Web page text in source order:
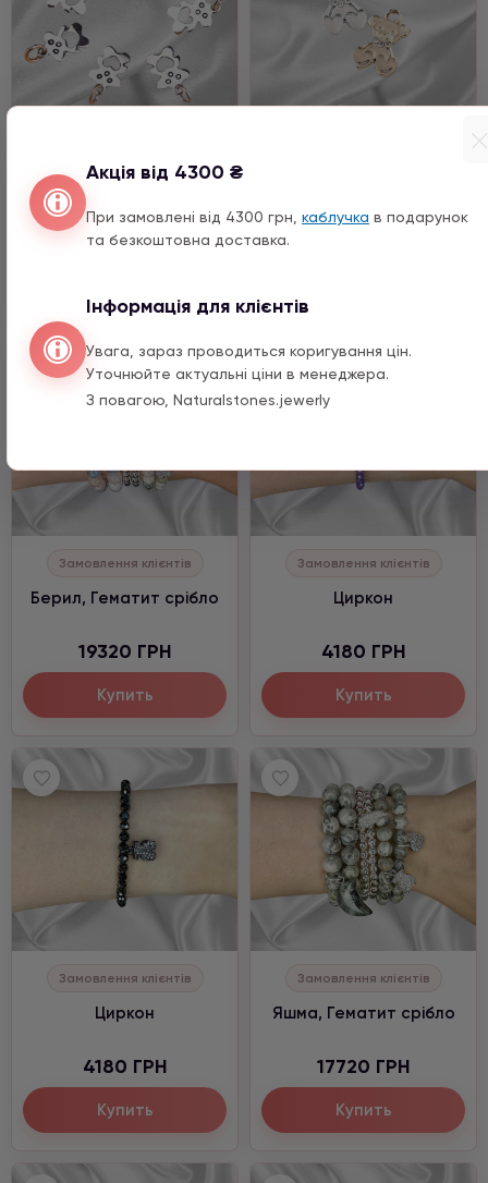
Акція від 4300 ₴
При замовлені від 4300 грн, каблучка в подарунок
та безкоштовна доставка.
Інформація для клієнтів
Увага, зараз проводиться коригування цін.
Уточнюйте актуальні ціни в менеджера.
З повагою, Naturalstones.jewerly
Ведмедик срібло
2590 ГРН
Замовлення клієнтів
Берил, Гематит срібло
19320 ГРН
Купить
Замовлення клієнтів
Циркон
4180 ГРН
Купить
Замовлення клієнтів
Циркон
4180 ГРН
Купить
Замовлення клієнтів
Яшма, Гематит срібло
17720 ГРН
Купить